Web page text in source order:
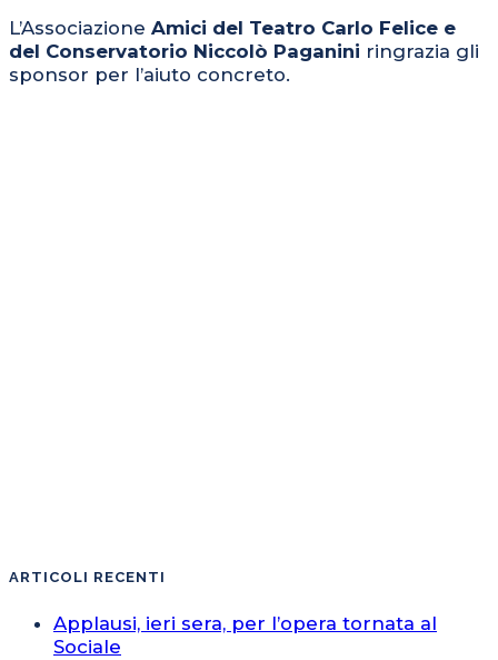
L’Associazione Amici del Teatro Carlo Felice e
del Conservatorio Niccolò Paganini ringrazia gli
sponsor per l’aiuto concreto.
ARTICOLI RECENTI
Applausi, ieri sera, per l’opera tornata al
Sociale